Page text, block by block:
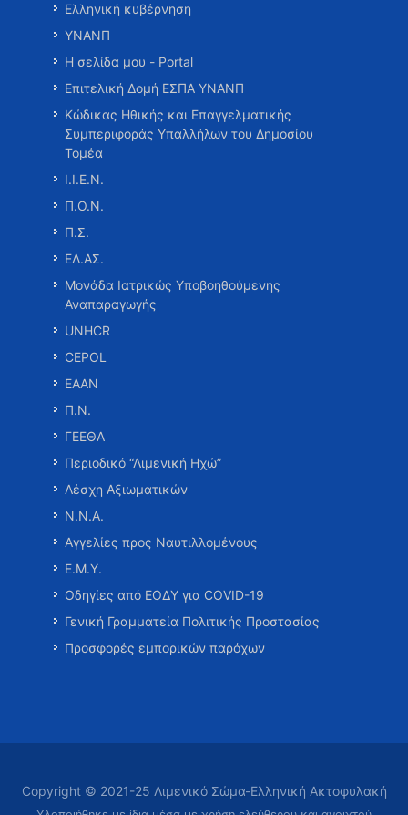
Ελληνική κυβέρνηση
ΥΝΑΝΠ
Η σελίδα μου - Portal
Επιτελική Δομή ΕΣΠΑ ΥΝΑΝΠ
Κώδικας Ηθικής και Επαγγελματικής
Συμπεριφοράς Υπαλλήλων του Δημοσίου
Τομέα
Ι.Ι.Ε.Ν.
Π.Ο.Ν.
Π.Σ.
ΕΛ.ΑΣ.
Μονάδα Ιατρικώς Υποβοηθούμενης
Αναπαραγωγής
UNHCR
CEPOL
ΕΑΑΝ
Π.Ν.
ΓΕΕΘΑ
Περιοδικό “Λιμενική Ηχώ”
Λέσχη Αξιωματικών
Ν.Ν.Α.
Αγγελίες προς Ναυτιλλομένους
Ε.Μ.Υ.
Οδηγίες από ΕΟΔΥ για COVID-19
Γενική Γραμματεία Πολιτικής Προστασίας
Προσφορές εμπορικών παρόχων
Copyright © 2021-25 Λιμενικό Σώμα-Ελληνική Ακτοφυλακή